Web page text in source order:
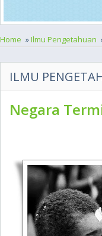
Home »Ilmu Pengetahuan
ILMU
Negara